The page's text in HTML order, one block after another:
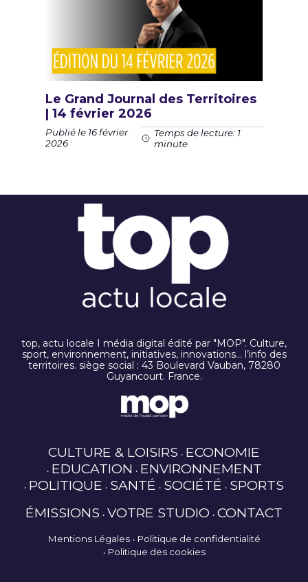
Le Grand Journal des Territoires
| 14 février 2026
Publié le 16 février
2026
Temps de lecture: 1
minute
top, actu locale I média digital édité par "MOP". Culture,
sport, environnement, initiatives, innovations… l’info des
territoires. siège social : 43 Boulevard Vauban, 78280
Guyancourt. France.
CULTURE & LOISIRS ECONOMIE
EDUCATION ENVIRONNEMENT
POLITIQUE SANTÉ SOCIÉTÉ SPORTS
ÉMISSIONS VOTRE STUDIO CONTACT
Mentions Légales
Politique de confidentialité
Politique des cookies